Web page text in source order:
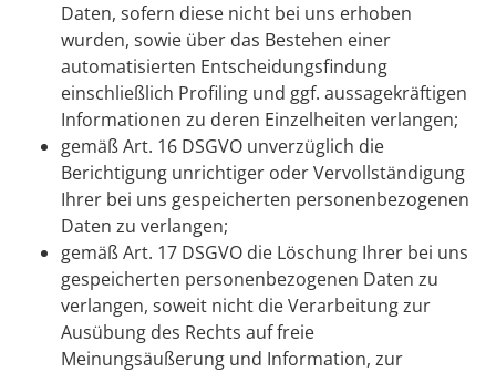
Daten, sofern diese nicht bei uns erhoben
wurden, sowie über das Bestehen einer
automatisierten Entscheidungsfindung
einschließlich Profiling und ggf. aussagekräftigen
Informationen zu deren Einzelheiten verlangen;
gemäß Art. 16 DSGVO unverzüglich die
Berichtigung unrichtiger oder Vervollständigung
Ihrer bei uns gespeicherten personenbezogenen
Daten zu verlangen;
gemäß Art. 17 DSGVO die Löschung Ihrer bei uns
gespeicherten personenbezogenen Daten zu
verlangen, soweit nicht die Verarbeitung zur
Ausübung des Rechts auf freie
Meinungsäußerung und Information, zur